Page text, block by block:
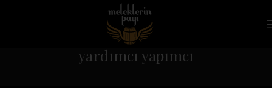
yardımcı yapımcı